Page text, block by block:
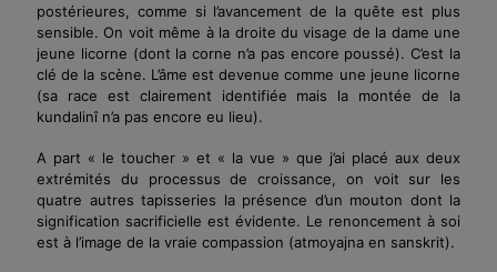
postérieures, comme si l’avancement de la quête est plus
sensible. On voit même à la droite du visage de la dame une
jeune licorne (dont la corne n’a pas encore poussé). C’est la
clé de la scène. L’âme est devenue comme une jeune licorne
(sa race est clairement identifiée mais la montée de la
kundalinî n’a pas encore eu lieu).
A part « le toucher » et « la vue » que j’ai placé aux deux
extrémités du processus de croissance, on voit sur les
quatre autres tapisseries la présence d’un mouton dont la
signification sacrificielle est évidente. Le renoncement à soi
est à l’image de la vraie compassion (atmoyajna en sanskrit).